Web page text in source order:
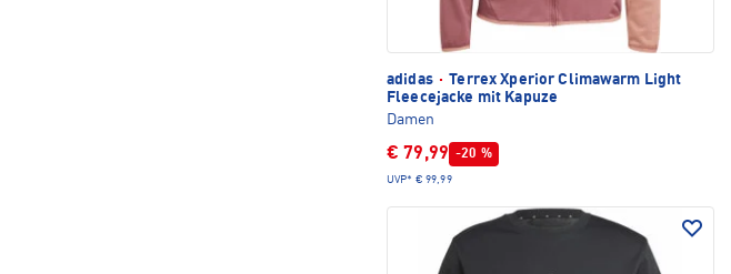
adidas · Terrex Xperior Climawarm Light
Fleecejacke mit Kapuze
Damen
€ 79,99 -20 %
UVP* € 99,99